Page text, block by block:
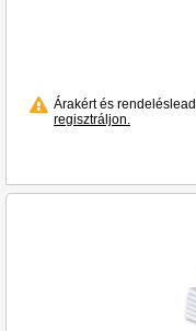
Árakért és
regisztráljon.